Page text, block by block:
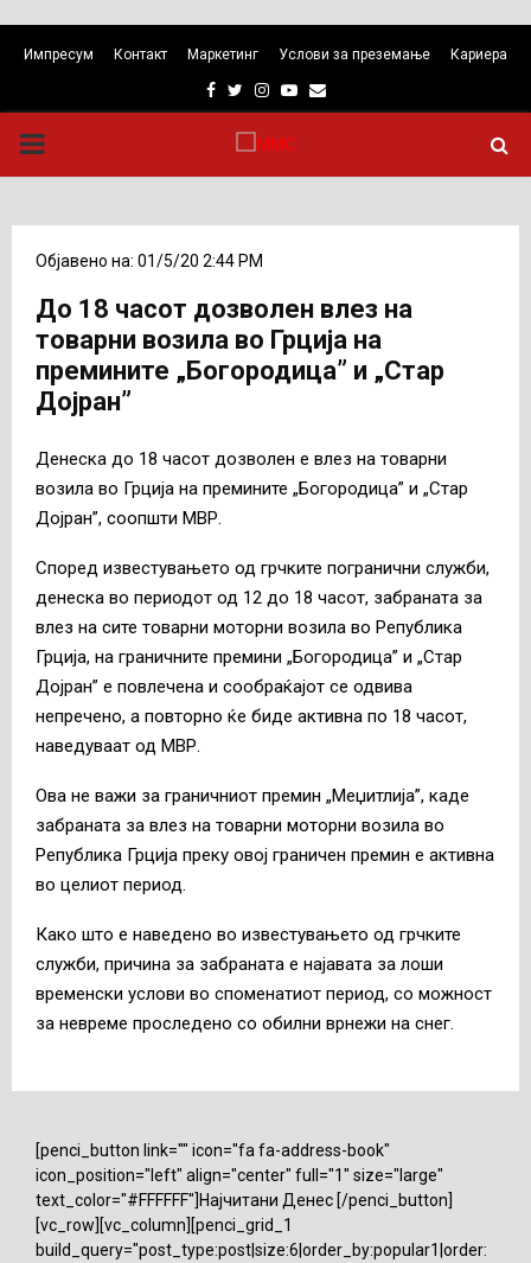
Импресум Контакт Маркетинг Услови за преземање Кариера
Facebook
TwitterInstagram
Youtube
Email
PRIMARY
Објавено на: 01/5/20 2:44 PM
До 18 часот дозволен влез на
товарни возила во Грција на
премините „Богородица” и „Стар
Дојран”
Денеска до 18 часот дозволен е влез на товарни
возила во Грција на премините „Богородица” и „Стар
Дојран”, соопшти МВР.
Според известувањето од грчките погранични служби,
денеска во периодот од 12 до 18 часот, забраната за
влез на сите товарни моторни возила во Република
Грција, на граничните премини „Богородица” и „Стар
Дојран” е повлечена и сообраќајот се одвива
непречено, а повторно ќе биде активна по 18 часот,
наведуваат од МВР.
Ова не важи за граничниот премин „Меџитлија”, каде
забраната за влез на товарни моторни возила во
Република Грција преку овој граничен премин е активна
во целиот период.
Како што е наведено во известувањето од грчките
служби, причина за забраната е најавата за лоши
временски услови во споменатиот период, со можност
за невреме проследено со обилни врнежи на снег.
[penci_button link="" icon="fa fa-address-book"
icon_position="left" align="center" full="1" size="large"
text_color="#FFFFFF"]Најчитани Денес [/penci_button]
[vc_row][vc_column][penci_grid_1
build_query="post_type:post|size:6|order_by:popular1|order: